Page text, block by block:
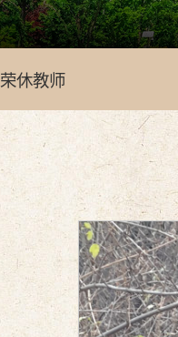
荣休教师